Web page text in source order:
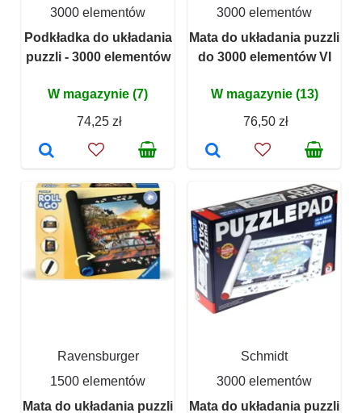
3000 elementów
Podkładka do układania
puzzli - 3000 elementów
W magazynie (7)
74,25 zł
3000 elementów
Mata do układania puzzli
do 3000 elementów VI
W magazynie (13)
76,50 zł
Ravensburger
1500 elementów
Mata do układania puzzli
Schmidt
3000 elementów
Mata do układania puzzli